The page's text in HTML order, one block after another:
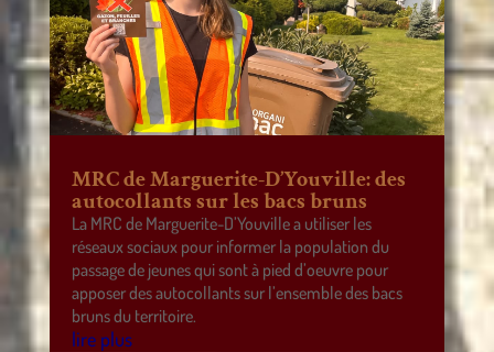
MRC de Marguerite-D’Youville: des
autocollants sur les bacs bruns
La MRC de Marguerite-D’Youville a utiliser les
réseaux sociaux pour informer la population du
passage de jeunes qui sont à pied d’oeuvre pour
apposer des autocollants sur l’ensemble des bacs
bruns du territoire.
lire plus